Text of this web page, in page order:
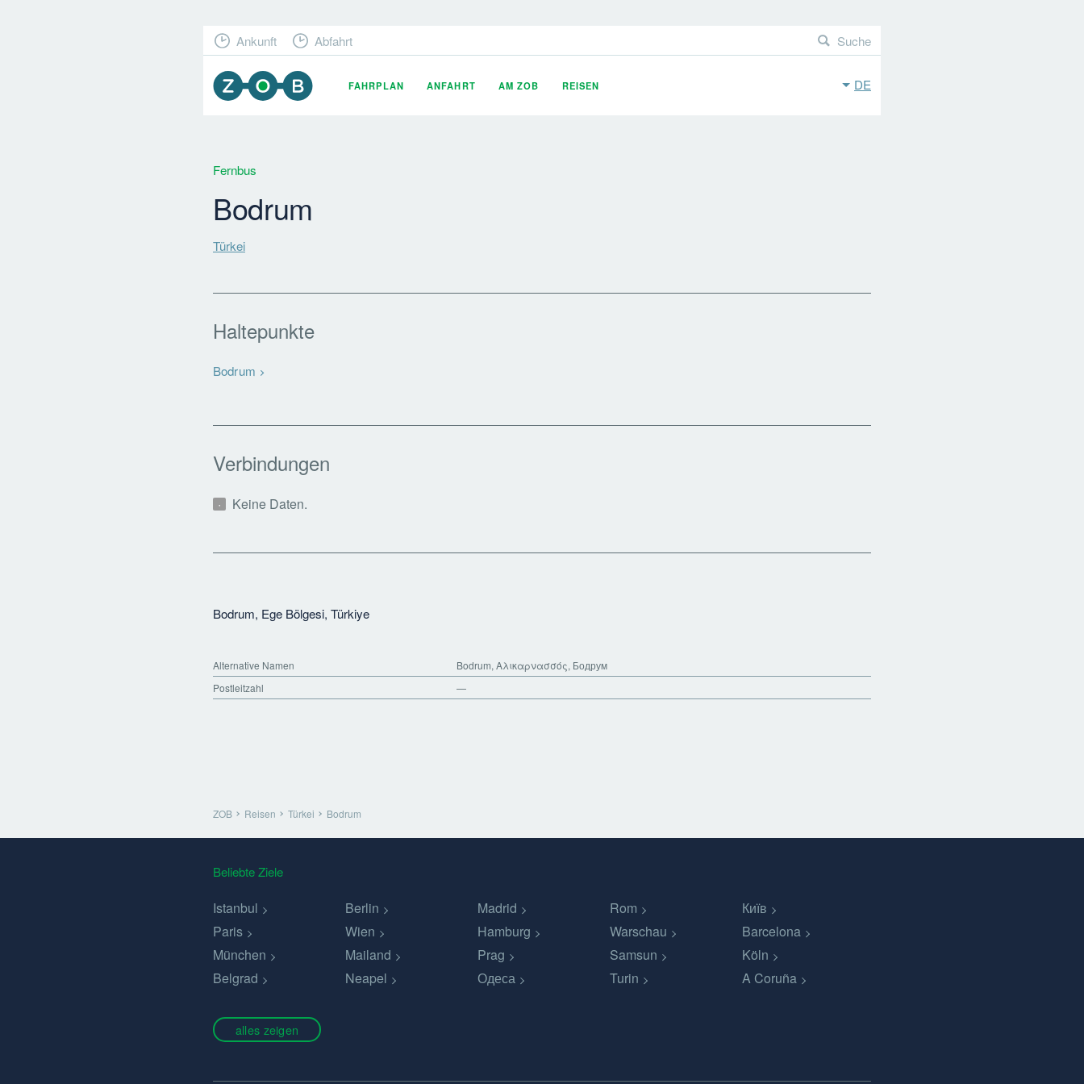
DE
FAHRPLAN ANFAHRT AM ZOB REISEN
Ankunft Abfahrt Suche
Fernbus
Bodrum
Türkei
Haltepunkte
Bodrum
Verbindungen
Keine Daten.
Bodrum, Ege Bölgesi, Türkiye
Alternative Namen
Bodrum, Αλικαρνασσός, Бодрум
Postleitzahl
—
ZOB Reisen Türkei Bodrum
Beliebte Ziele
Istanbul Berlin Madrid Rom
Київ
Paris
Wien Hamburg Warschau
Barcelona
München
Mailand Prag Samsun
Köln
Belgrad
Neapel Одеса Turin A Coruña
alles zeigen